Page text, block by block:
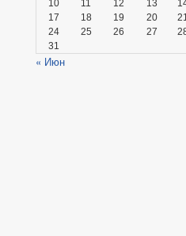
10 11 12 13
17
18 19 20 21
24
25 26 27
31
« Июн